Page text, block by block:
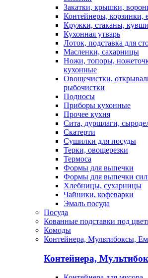
Закатки, крышки,
Контейнеры, корзинки,
Кружки, стаканы,
Кухонная утварь
Лоток, подставка для
Масленки, сахарницы
Ножи, топоры,
кухонные
Овощечистки,
рыбочистки
Подносы
Приборы кухонные
Прочее кухня
Сита, дуршлаги,
Скатерти
Сушилки для посуды
Терки, овощерезки
Термоса
Формы для выпечки
Формы для выпечки
Хлебницы, сухарницы
Чайники, кофеварки
Эмаль посуда
Посуда
Кованные подставки под
Комоды
Контейнера, Мультибоксы,
Контейнера,